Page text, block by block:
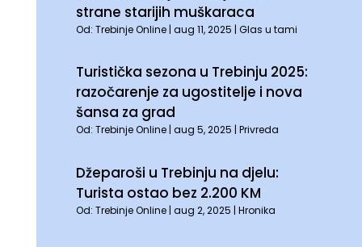
strane starijih muškaraca
Od: Trebinje Online| aug 11, 2025 | Glas u tami
Turistička sezona u Trebinju 2025:
razočarenje za ugostitelje i nova
šansa za grad
Od: Trebinje Online| aug 5, 2025 | Privreda
Džeparoši u Trebinju na djelu:
Turista ostao bez 2.200 KM
Od: Trebinje Online| aug 2, 2025 | Hronika